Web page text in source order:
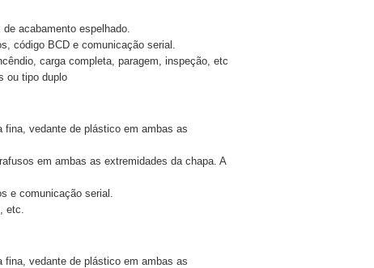
acabamento espelhado.
código BCD e comunicação serial.
carga completa, paragem, inspeção, etc
ou tipo duplo
fina, vedante de plástico em ambas as
em ambas as extremidades da chapa. A
e comunicação serial.
etc.
fina, vedante de plástico em ambas as